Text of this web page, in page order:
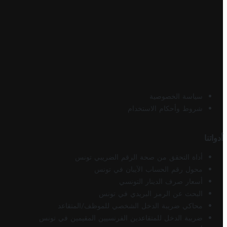
سياسة الخصوصية
شروط وأحكام الاستخدام
أدواتنا
أداة التحقق من صحة الرقم الضريبي تونس
محول رقم الحساب الآيبان في تونس
أسعار صرف الدينار التونسي
البحث عن الرمز البريدي في تونس
محاكي ضريبة الدخل الشخصي للموظف/المتقاعد
ضريبة الدخل للمتقاعدين الفرنسيين المقيمين في تونس